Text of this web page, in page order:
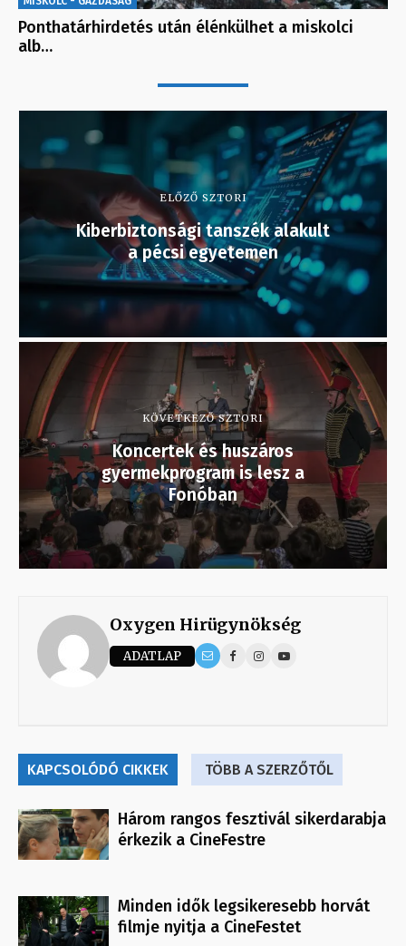
Ponthatárhirdetés után élénkülhet a miskolci
alb…
ELŐZŐ SZTORI
Kiberbiztonsági tanszék alakult
a pécsi egyetemen
KÖVETKEZŐ SZTORI
Koncertek és huszáros
gyermekprogram is lesz a
Fonóban
Oxygen Hirügynökség
ADATLAP
KAPCSOLÓDÓ CIKKEK TÖBB A SZERZŐTŐL
Három rangos fesztivál sikerdarabja
érkezik a CineFestre
Minden idők legsikeresebb horvát
filmje nyitja a CineFestet